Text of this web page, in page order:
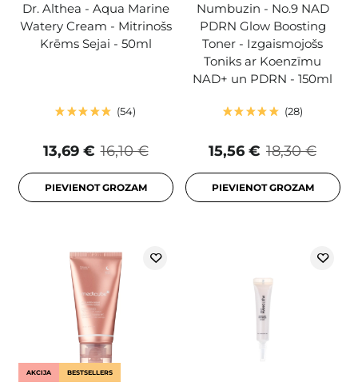
Dr. Althea - Aqua Marine
Watery Cream - Mitrinošs
Krēms Sejai - 50ml
54
16,10 €
13,69 €
PIEVIENOT GROZAM
Numbuzin - No.9 NAD
PDRN Glow Boosting
Toner - Izgaismojošs
Toniks ar Koenzīmu
NAD+ un PDRN - 150ml
28
18,30 €
15,56 €
PIEVIENOT GROZAM
AKCIJA BESTSELLERS